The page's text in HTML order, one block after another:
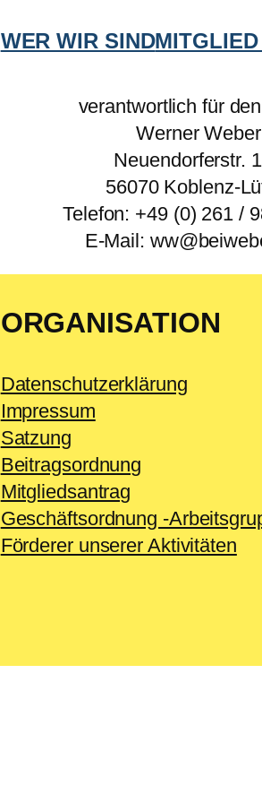
WER WIR SIND
verantwortlich für
Werner Weber
Neuendorferstr.
56070 Koblenz-
Telefon: +49 (0) 261 /
E-Mail:
ORGANISATION
Datenschutzerklärung
Impressum
Satzung
Beitragsordnung
Mitgliedsantrag
Geschäftsordnung -
Förderer unserer Aktivitäten